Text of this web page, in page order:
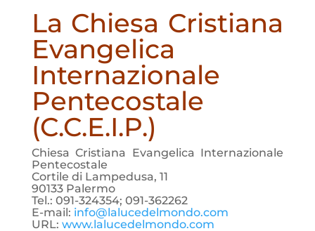
La Chiesa Cristiana
Evangelica
Internazionale
Pentecostale
(C.C.E.I.P.)
Chiesa Cristiana Evangelica Internazionale
Pentecostale
Cortile di Lampedusa, 11
90133 Palermo
Tel.: 091-324354; 091-362262
E-mail: info@lalucedelmondo.com
URL: www.lalucedelmondo.com